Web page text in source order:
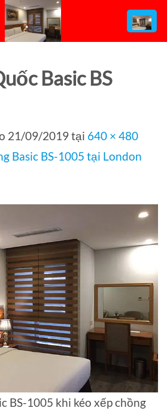
Basic BS
21/09/2019tại 640 × 480
Basic BS-1005 tại London
BS-1005 khi kéo xếp chồng